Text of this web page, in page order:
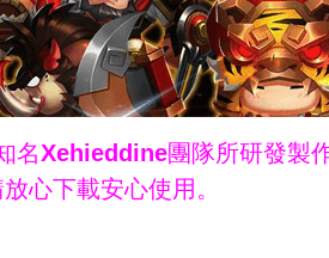
名Xehieddine團隊所研發製
心下載安心使用。